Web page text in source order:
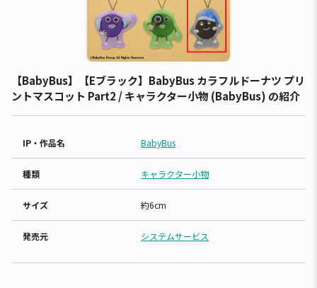
【BabyBus】【Eブラック】BabyBus カラフルドーナツ プリ
ントマスコット Part2 / キャラクター小物 (BabyBus) の紹介
IP・作品名 BabyBus
種類 キャラクター小物
サイズ 約6cm
発売元 システムサービス